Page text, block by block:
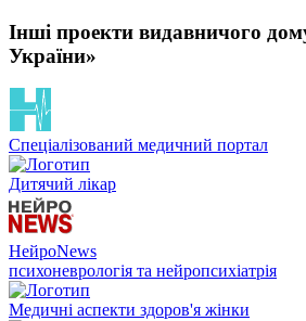
Інші проекти видавничого
України»
Спеціалізований медичний портал
Дитячий лікар
НейроNews
психоневрологія та нейропсихіатрія
Медичні аспекти здоров'я жінки